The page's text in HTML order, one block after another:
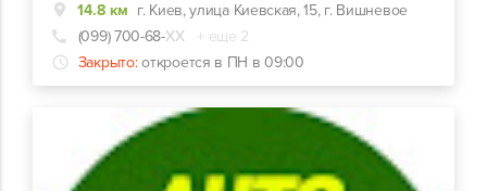
14.8 км г. Киев, улица Киевская, 15, г. Вишневое
(099) 700-68-ХХ
+ еще 2
Закрыто: откроется в ПН в 09:00